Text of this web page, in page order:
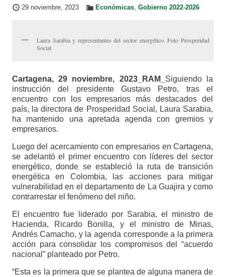
29 noviembre, 2023 Económicas, Gobierno 2022-2026
Laura Sarabia y representantes del sector energético. Foto Prosperidad
Social
Cartagena, 29 noviembre, 2023_RAM_ Siguiendo la
instrucción del presidente Gustavo Petro, tras el
encuentro con los empresarios más destacados del
país, la directora de Prosperidad Social, Laura Sarabia,
ha mantenido una apretada agenda con gremios y
empresarios.
Luego del acercamiento con empresarios en Cartagena,
se adelantó el primer encuentro con líderes del sector
energético, donde se estableció la ruta de transición
energética en Colombia, las acciones para mitigar
vulnerabilidad en el departamento de La Guajira y como
contrarrestar el fenómeno del niño.
El encuentro fue liderado por Sarabia, el ministro de
Hacienda, Ricardo Bonilla, y el ministro de Minas,
Andrés Camacho, y la agenda corresponde a la primera
acción para consolidar los compromisos del “acuerdo
nacional” planteado por Petro.
“Esta es la primera que se plantea de alguna manera de